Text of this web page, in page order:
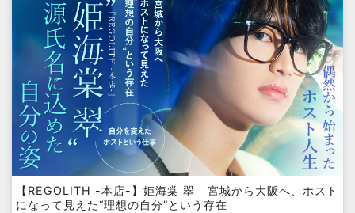
【REGOLITH -本店-】姫海棠 翠 宮城から大阪へ、ホスト
になって見えた“理想の自分”という存在